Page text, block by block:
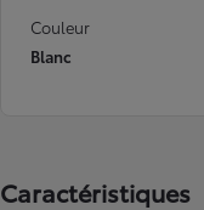
Couleur
Blanc
Caractéristiques